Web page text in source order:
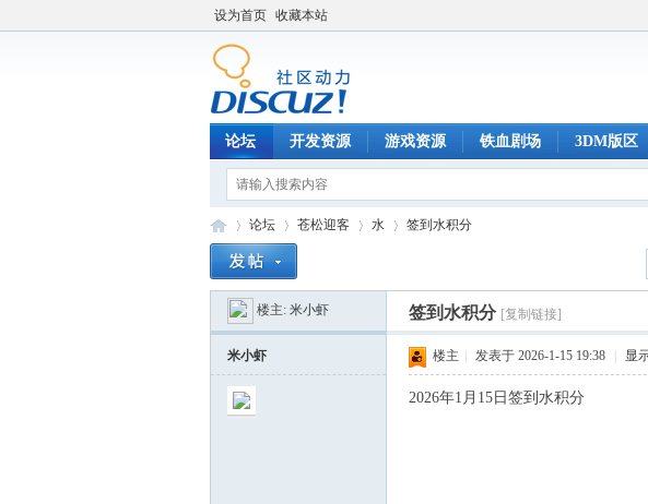
设为首页 收藏本站
论坛 开发资源 游戏资源 铁血剧场 3DM版区
»
论坛
›
苍松迎客 水 签到水积分
楼主: 米小虾 签到水积分 [复制链接]
米小虾 楼主 发表于 2026-1-15 19:38 显
2026年1月15日签到水积分